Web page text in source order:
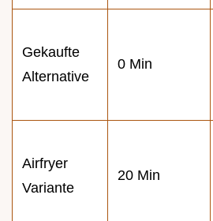
Gekaufte
Alternative
0 Min
Airfryer
Variante
20 Min